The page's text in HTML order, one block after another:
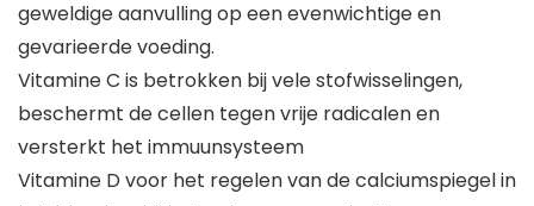
geweldige aanvulling op een evenwichtige en
gevarieerde voeding.
Vitamine C is betrokken bij vele stofwisselingen,
beschermt de cellen tegen vrije radicalen en
versterkt het immuunsysteem
Vitamine D voor het regelen van de calciumspiegel in